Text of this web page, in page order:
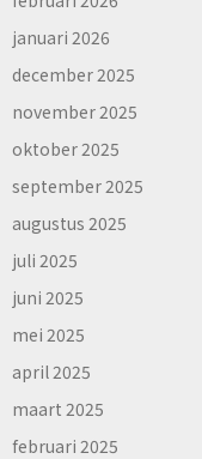
januari 2026
december 2025
november 2025
oktober 2025
september 2025
augustus 2025
juli 2025
juni 2025
mei 2025
april 2025
maart 2025
februari 2025